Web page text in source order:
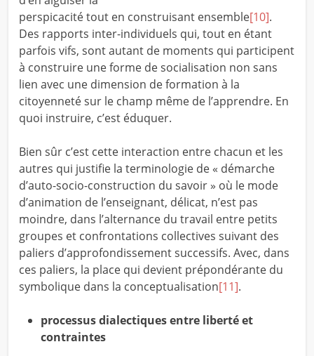
perspicacité tout en construisant ensemble[10].
Des rapports inter-individuels qui, tout en étant
parfois vifs, sont autant de moments qui participent
à construire une forme de socialisation non sans
lien avec une dimension de formation à la
citoyenneté sur le champ même de l’apprendre. En
quoi instruire, c’est éduquer.
Bien sûr c’est cette interaction entre chacun et les
autres qui justifie la terminologie de « démarche
d’auto-socio-construction du savoir » où le mode
d’animation de l’enseignant, délicat, n’est pas
moindre, dans l’alternance du travail entre petits
groupes et confrontations collectives suivant des
paliers d’approfondissement successifs. Avec, dans
ces paliers, la place qui devient prépondérante du
symbolique dans la conceptualisation[11].
processus dialectiques entre liberté et
contraintes